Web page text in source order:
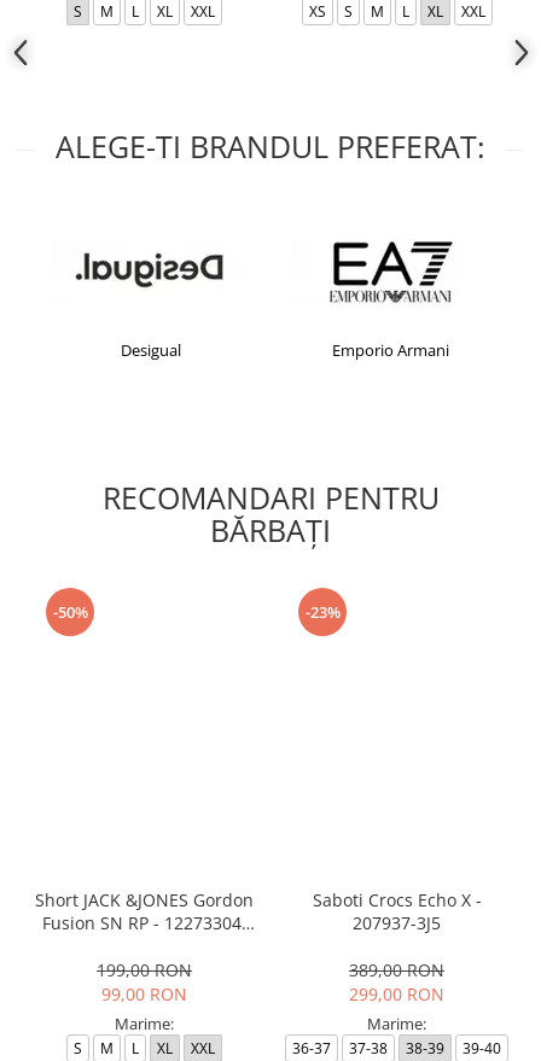
S M L XL XXL XS S M L XL XXL
ALEGE-TI BRANDUL PREFERAT:
Desigual Emporio Armani
RECOMANDARI PENTRU
BĂRBAŢI
-50%
Short JACK &JONES Gordon
Fusion SN RP - 12273304-
199,00 RON
99,00 RON
Marime:
S M L XL XXL
-23%
Saboti Crocs Echo X -
207937-3J5
389,00 RON
299,00 RON
Marime:
36-37 37-38 38-39
39-40